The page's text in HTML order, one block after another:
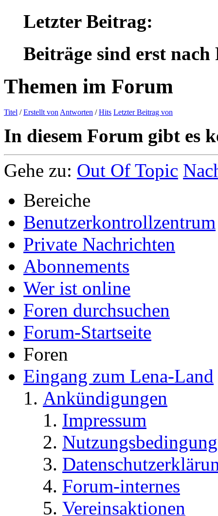
Letzter Beitrag:
Beiträge sind erst
Themen im Forum
Titel /Erstellt von Antworten /Hits Letzter Beitrag von
In diesem Forum gibt es
Gehe zu: Out Of Topic
Bereiche
Benutzerkontrollzentrum
Private Nachrichten
Abonnements
Wer ist online
Foren durchsuchen
Forum-Startseite
Foren
Eingang zum Lena-Land
Ankündigungen
Impressum
Forum-internes
Vereinsaktionen